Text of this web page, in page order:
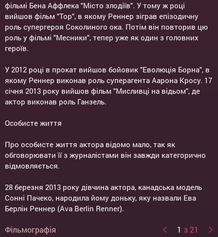
фільмі Бена Аффлека "Місто злодіїв". У тому ж році
вийшов фільм "Тор", в якому Реннер зіграв епізодичну
роль супергероя Соколиного ока. Потім він повторив цю
роль у фільмі "Месники", тепер уже як один з головних
героїв.
У 2012 році в прокат вийшов бойовик "Еволюція Борна", в
якому Реннер виконав роль суперагента Аарона Кросу. 17
січня 2013 року вийшов фільм "Мисливці на відьом", де
актор виконав роль Ганзель.
Особисте життя
Про особисте життя актора відомо мало, так як
обговорювати її з журналістами він завжди категорично
відмовляється.
28 березня 2013 року дівчина актора, канадська модель
Сонні Пачеко, народила йому доньку, яку назвали Ева
Берлін Реннер (Ava Berlin Renner).
Фільмографія 1 з 21